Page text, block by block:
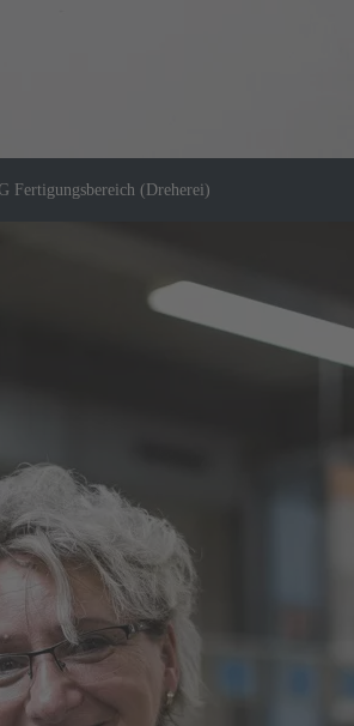
Fertigungsbereich (Dreherei)